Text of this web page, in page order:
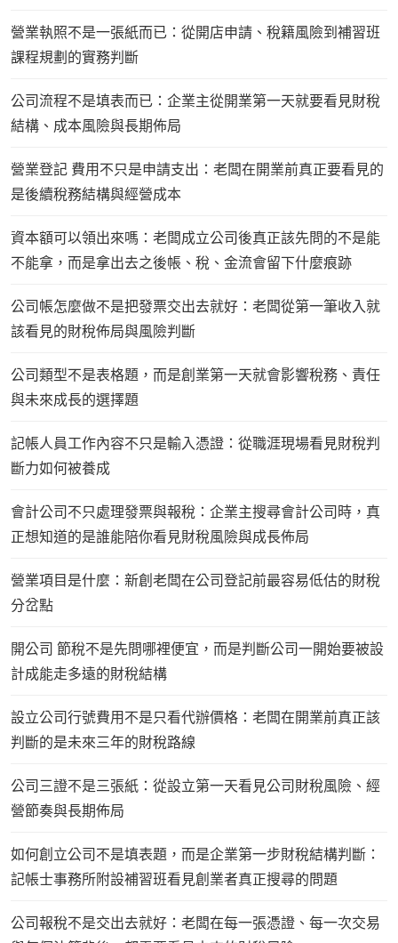
營業執照不是一張紙而已：從開店申請、稅籍風險到補習班
課程規劃的實務判斷
公司流程不是填表而已：企業主從開業第一天就要看見財稅
結構、成本風險與長期佈局
營業登記 費用不只是申請支出：老闆在開業前真正要看見的
是後續稅務結構與經營成本
資本額可以領出來嗎：老闆成立公司後真正該先問的不是能
不能拿，而是拿出去之後帳、稅、金流會留下什麼痕跡
公司帳怎麼做不是把發票交出去就好：老闆從第一筆收入就
該看見的財稅佈局與風險判斷
公司類型不是表格題，而是創業第一天就會影響稅務、責任
與未來成長的選擇題
記帳人員工作內容不只是輸入憑證：從職涯現場看見財稅判
斷力如何被養成
會計公司不只處理發票與報稅：企業主搜尋會計公司時，真
正想知道的是誰能陪你看見財稅風險與成長佈局
營業項目是什麼：新創老闆在公司登記前最容易低估的財稅
分岔點
開公司 節稅不是先問哪裡便宜，而是判斷公司一開始要被設
計成能走多遠的財稅結構
設立公司行號費用不是只看代辦價格：老闆在開業前真正該
判斷的是未來三年的財稅路線
公司三證不是三張紙：從設立第一天看見公司財稅風險、經
營節奏與長期佈局
如何創立公司不是填表題，而是企業第一步財稅結構判斷：
記帳士事務所附設補習班看見創業者真正搜尋的問題
公司報稅不是交出去就好：老闆在每一張憑證、每一次交易